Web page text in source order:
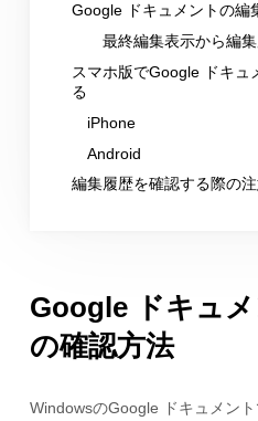
Google ドキュメントの編
最終編集表示から編
スマホ版でGoogle ドキュ
る
iPhone
Android
編集履歴を確認する際の
Google ドキュ
の確認方法
WindowsのGoogle ドキュメン